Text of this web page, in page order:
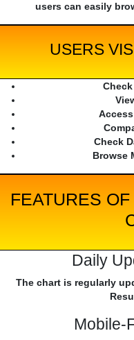
users can easily
USERS
Check
Browse
FEATURES
Daily
The chart is regularly
Mobile-